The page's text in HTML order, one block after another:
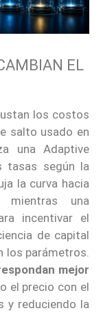
EL
los costos
salto usado en
una Adaptive
tasas según la
la curva hacia
mientras una
incentivar el
de capital
los parámetros.
mejor
el precio con el
y reduciendo la